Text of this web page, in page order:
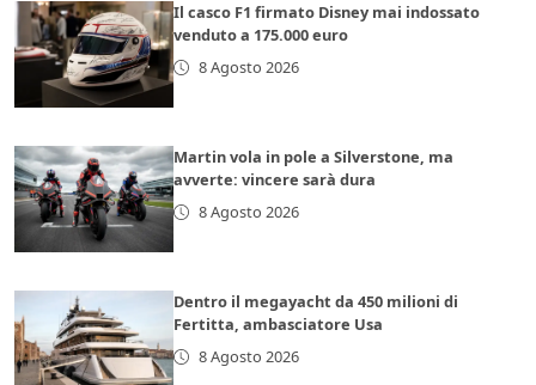
Il casco F1 firmato Disney mai indossato
venduto a 175.000 euro
8 Agosto 2026
Martin vola in pole a Silverstone, ma
avverte: vincere sarà dura
8 Agosto 2026
Dentro il megayacht da 450 milioni di
Fertitta, ambasciatore Usa
8 Agosto 2026